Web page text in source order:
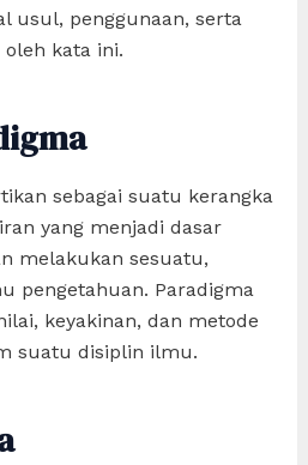
usul, penggunaan, serta
kata ini.
sebagai suatu kerangka
yang menjadi dasar
melakukan sesuatu,
pengetahuan. Paradigma
keyakinan, dan metode
suatu disiplin ilmu.